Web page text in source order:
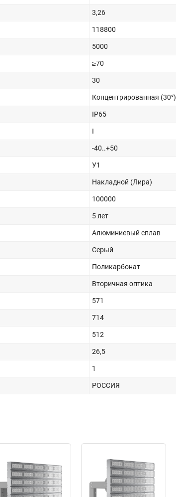
3,26
118800
5000
≥70
30
Концентрированная (30°)
IP65
I
-40..+50
У1
Накладной (Лира)
100000
5 лет
Алюминиевый сплав
Серый
Поликарбонат
Вторичная оптика
571
714
512
26,5
1
РОССИЯ